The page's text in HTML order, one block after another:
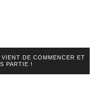
DE COMMENCER ET
PARTIE !